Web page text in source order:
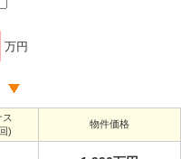
万円
ス
)
物件価格